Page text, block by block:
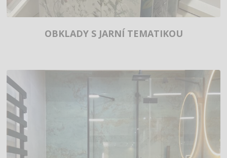
OBKLADY S JARNÍ TEMATIKOU